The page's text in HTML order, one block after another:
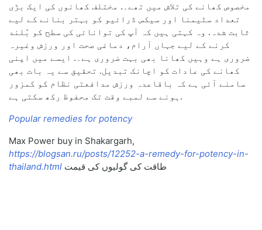
مخصوص کھانے کی تلاش میں تھے۔. مختلف کھانوں کی ایک بڑی
تعداد سٹیمنا اور سیکس ڈرائیو کو بہتر بنانے کے لیے
ثابت شدہ. وہ کہتی ہیں کہ آپ کی توانائی کی سطح کو بُلند
کرنے کے لیے جہاں آرام، دماغی صحت اور ورزش وغیرہ
ضروری ہے وہیں کھانا بھی بہت ضروری ہے۔. ایسے میں اپنی
کھانے کی عادات کو اچانک تبدیل. تحقیق سے یہ بات بھی
سامنے آئی ہے کہ باقاعدہ ورزش مدافعتی نظام کو کمزور
ہونے سے لمبے وقت تک محفوظ رکھ سکتی ہے.
Popular remedies for potency
Max Power buy in Shakargarh,
https://blogsan.ru/posts/12252-a-remedy-for-potency-in-
thailand.html طاقت کی گولیوں کی قیمت